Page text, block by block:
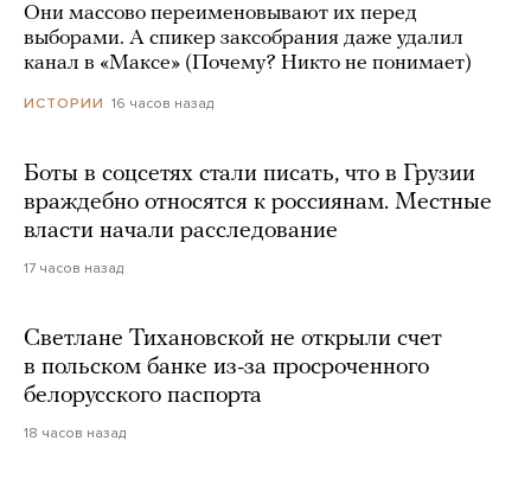
Они массово переименовывают их перед
выборами. А спикер заксобрания даже удалил
канал в «Максе» (Почему? Никто не понимает)
ИСТОРИИ 16 часов назад
Боты в соцсетях стали писать, что в Грузии
враждебно относятся к россиянам. Местные
власти начали расследование
17 часов назад
Светлане Тихановской не открыли счет
в польском банке из-за просроченного
белорусского паспорта
18 часов назад